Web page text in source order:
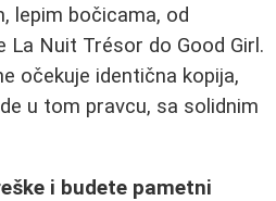
lepim bočicama, od
La Nuit Trésor do Good Girl.
očekuje identična kopija,
u tom pravcu, sa solidnim
i budete pametni